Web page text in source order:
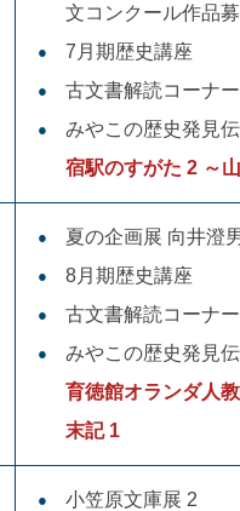
文コンクール作品募
7月期歴史講座
古文書解読コーナー
みやこの歴史発見
宿駅のすがた 2 ～
夏の企画展 向井澄
8月期歴史講座
古文書解読コーナー
みやこの歴史発見
育徳館オランダ人
末記 1
小笠原文庫展 2